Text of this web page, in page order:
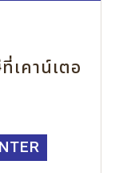
เคาน์เตอ